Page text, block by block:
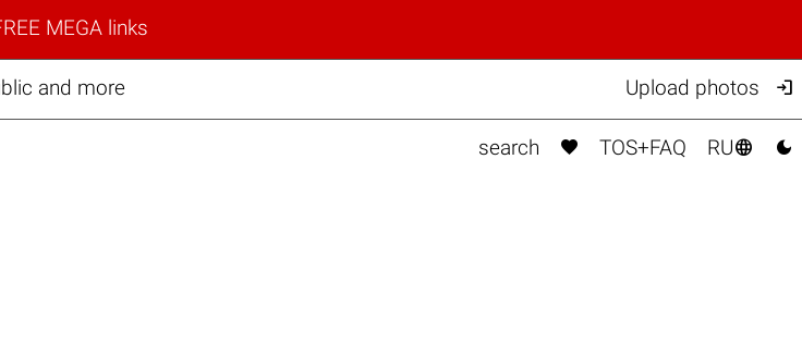
MEGA links
and more Upload photos 
search  TOS+FAQ RU 